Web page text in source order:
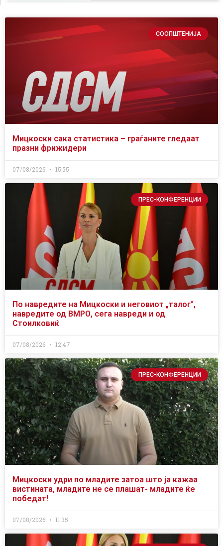
СООПШТЕНИЈА
Мицкоски сака статистика – граѓаните гледаат
празни фрижидери
07/08/2026 15:55
ПРЕС-КОНФЕРЕНЦИИ
По навредите на Мицкоски и неговиот „талог“,
навредите од ВМРО, сега навреди и од
Стоилковиќ
07/08/2026 12:47
ПРЕС-КОНФЕРЕНЦИИ
Мицкоски удри по младите затоа што ја кажаа
вистината, младите не се плашат- младите ќе
победат!
07/08/2026 11:35